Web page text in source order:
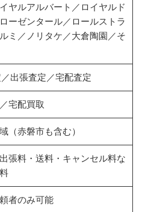
ヤルアルバート／ロイヤルド
ーゼンタール／ロールストラ
ミ／ノリタケ／大倉陶園／そ
出張査定／宅配査定
宅配買取
（赤磐市も含む）
張料・送料・キャンセル料な
者のみ可能